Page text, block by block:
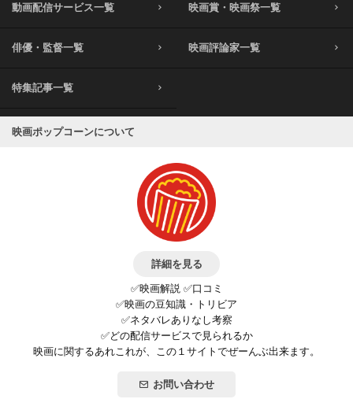
動画配信サービス一覧 映画賞・映画祭一覧
俳優・監督一覧 映画評論家一覧
特集記事一覧
映画ポップコーンについて
詳細を見る
✅映画解説 ✅口コミ
✅映画の豆知識・トリビア
✅ネタバレありなし考察
✅どの配信サービスで見られるか
映画に関するあれこれが、この１サイトでぜーんぶ出来ます。
お問い合わせ